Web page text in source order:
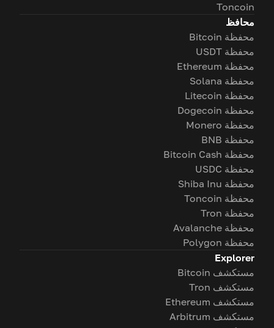
Toncoin
محافظ
محفظة Bitcoin
محفظة USDT
محفظة Ethereum
محفظة Solana
محفظة Litecoin
محفظة Dogecoin
محفظة Monero
محفظة BNB
محفظة Bitcoin Cash
محفظة USDC
محفظة Shiba Inu
محفظة Toncoin
محفظة Tron
محفظة Avalanche
محفظة Polygon
Explorer
مستكشف Bitcoin
مستكشف Tron
مستكشف Ethereum
مستكشف Arbitrum